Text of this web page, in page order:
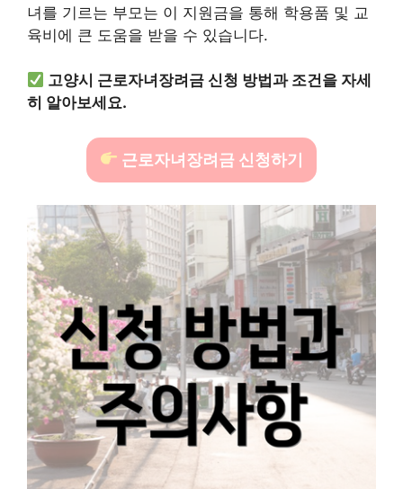
녀를 기르는 부모는 이 지원금을 통해 학용품 및 교
육비에 큰 도움을 받을 수 있습니다.
고양시 근로자녀장려금 신청 방법과 조건을 자세
히 알아보세요.
근로자녀장려금 신청하기